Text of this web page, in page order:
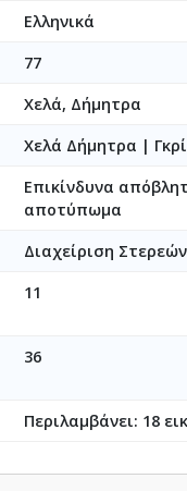
Ελληνικά
77
Χελά, Δήμητρα
Χελά Δήμητρα |
Επικίνδυνα
αποτύπωμα
Διαχείριση
11
36
Περιλαμβάνει: 18